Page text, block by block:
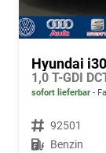
Hyundai
1,0 T-GDI
sofort lieferbar
Fahrzeugnr. 92501
Kraftstoff Benzin